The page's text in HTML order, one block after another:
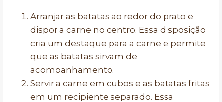
Arranjar as batatas ao redor do prato e
dispor a carne no centro. Essa disposição
cria um destaque para a carne e permite
que as batatas sirvam de
acompanhamento.
Servir a carne em cubos e as batatas fritas
em um recipiente separado. Essa